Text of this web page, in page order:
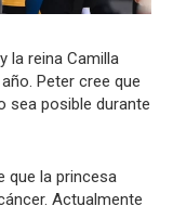
la reina Camilla
Peter cree que
sea posible durante
que la princesa
Actualmente